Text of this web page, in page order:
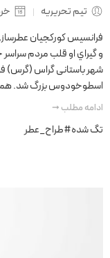
تیم تحریریه
فرانسیس کورکجیان
شهر باستانی گراس (گرس)
اسطوخودوس بزرگ شد.
ادامه مطلب ➞
تگ شده#طراح_عطر